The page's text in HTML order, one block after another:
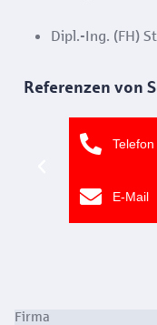
Dipl.-Ing. (FH)
Referenzen von
Firma
Telefon
E-Mail